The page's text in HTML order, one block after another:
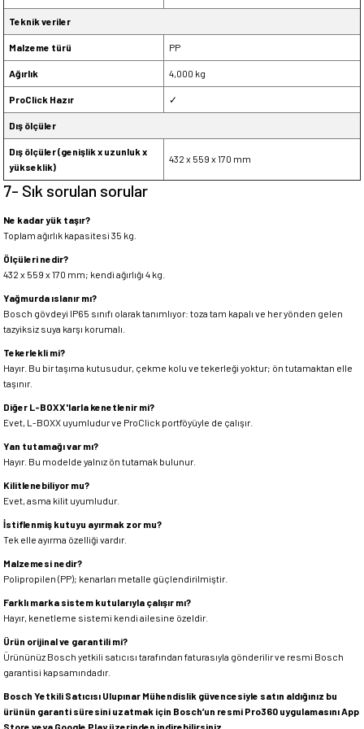
Teknik veriler
Malzeme türü PP
Ağırlık 4,000 kg
ProClick Hazır ✓
Dış ölçüler
Dış ölçüler (genişlik x uzunluk x
yükseklik)
432 x 559 x 170 mm
7- Sık sorulan sorular
Ne kadar yük taşır?
Toplam ağırlık kapasitesi 35 kg.
Ölçüleri nedir?
432 x 559 x 170 mm; kendi ağırlığı 4 kg.
Yağmurda ıslanır mı?
Bosch gövdeyi IP65 sınıfı olarak tanımlıyor: toza tam kapalı ve her yönden gelen
tazyiksiz suya karşı korumalı.
Tekerlekli mi?
Hayır. Bu bir taşıma kutusudur, çekme kolu ve tekerleği yoktur; ön tutamaktan elle
taşınır.
Diğer L-BOXX'larla kenetlenir mi?
Evet, L-BOXX uyumludur ve ProClick portföyüyle de çalışır.
Yan tutamağı var mı?
Hayır. Bu modelde yalnız ön tutamak bulunur.
Kilitlenebiliyor mu?
Evet, asma kilit uyumludur.
İstiflenmiş kutuyu ayırmak zor mu?
Tek elle ayırma özelliği vardır.
Malzemesi nedir?
Polipropilen (PP); kenarları metalle güçlendirilmiştir.
Farklı marka sistem kutularıyla çalışır mı?
Hayır, kenetleme sistemi kendi ailesine özeldir.
Ürün orijinal ve garantili mi?
Ürününüz Bosch yetkili satıcısı tarafından faturasıyla gönderilir ve resmi Bosch
garantisi kapsamındadır.
Bosch Yetkili Satıcısı Ulupınar Mühendislik güvencesiyle satın aldığınız bu
ürünün garanti süresini uzatmak için Bosch’un resmi Pro360 uygulamasını App
Store veya Google Play üzerinden indirebilirsiniz.